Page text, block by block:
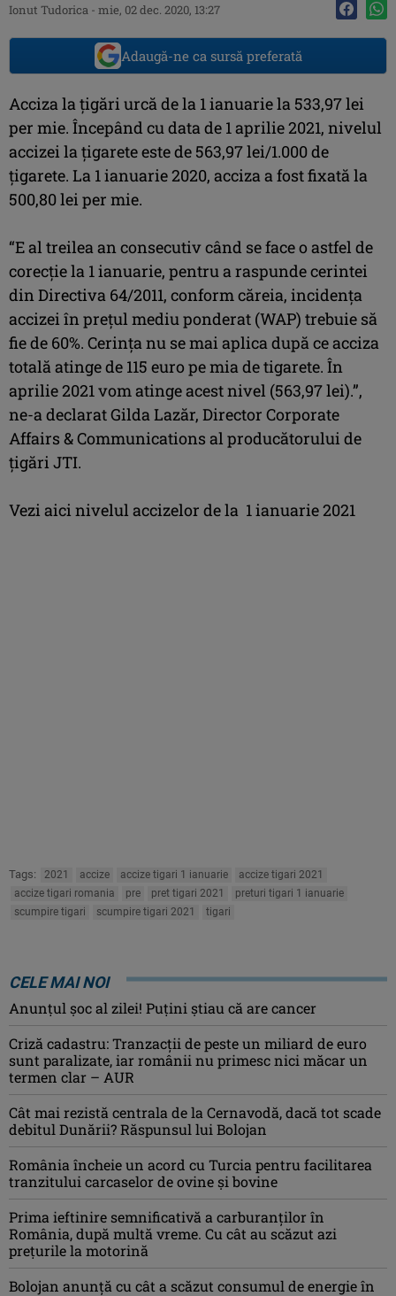
Ionut Tudorica - mie, 02 dec. 2020, 13:27
Adaugă-ne ca sursă preferată
Acciza la țigări urcă de la 1 ianuarie la 533,97 lei
per mie. Începând cu data de 1 aprilie 2021, nivelul
accizei la țigarete este de 563,97 lei/1.000 de
țigarete. La 1 ianuarie 2020, acciza a fost fixată la
500,80 lei per mie.
“E al treilea an consecutiv când se face o astfel de
corecție la 1 ianuarie, pentru a raspunde cerintei
din Directiva 64/2011, conform căreia, incidența
accizei în prețul mediu ponderat (WAP) trebuie să
fie de 60%. Cerința nu se mai aplica după ce acciza
totală atinge de 115 euro pe mia de tigarete. În
aprilie 2021 vom atinge acest nivel (563,97 lei).”,
ne-a declarat Gilda Lazăr, Director Corporate
Affairs & Communications al producătorului de
țigări JTI.
Vezi aici nivelul accizelor de la 1 ianuarie 2021
Tags: 2021 accize accize tigari 1 ianuarie
accize tigari 2021
accize tigari romania
pre pret tigari 2021
preturi tigari 1 ianuarie
scumpire tigari
scumpire tigari 2021 tigari
CELE MAI NOI
Anunţul şoc al zilei! Puţini ştiau că are cancer
Criză cadastru: Tranzacţii de peste un miliard de euro
sunt paralizate, iar românii nu primesc nici măcar un
termen clar – AUR
Cât mai rezistă centrala de la Cernavodă, dacă tot scade
debitul Dunării? Răspunsul lui Bolojan
România încheie un acord cu Turcia pentru facilitarea
tranzitului carcaselor de ovine şi bovine
Prima ieftinire semnificativă a carburanților în
România, după multă vreme. Cu cât au scăzut azi
prețurile la motorină
Bolojan anunță cu cât a scăzut consumul de energie în